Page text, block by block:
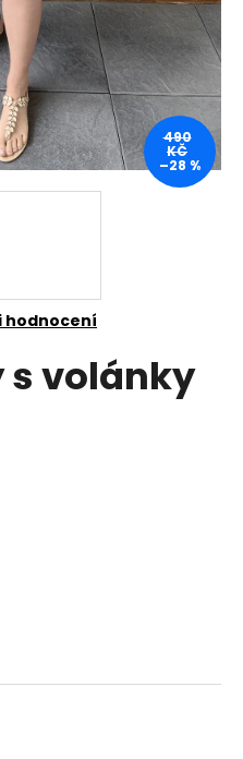
hodnocení
s volánky
490
KČ
–28 %